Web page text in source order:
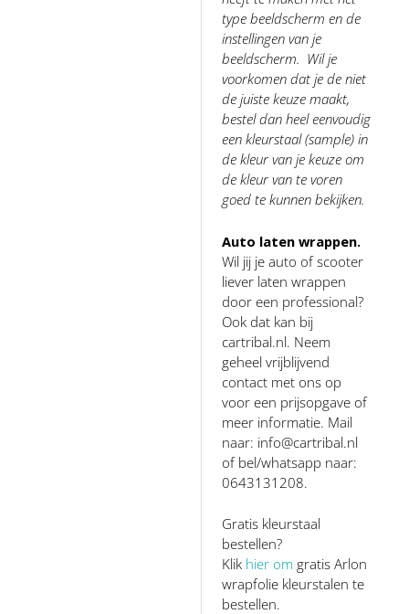
type beeldscherm en de
instellingen van je
beeldscherm. Wil je
voorkomen dat je de niet
de juiste keuze maakt,
bestel dan heel eenvoudig
een kleurstaal (sample) in
de kleur van je keuze om
de kleur van te voren
goed te kunnen bekijken.
Auto laten wrappen.
Wil jij je auto of scooter
liever laten wrappen
door een professional?
Ook dat kan bij
cartribal.nl. Neem
geheel vrijblijvend
contact met ons op
voor een prijsopgave of
meer informatie. Mail
naar: info@cartribal.nl
of bel/whatsapp naar:
0643131208.
Gratis kleurstaal
bestellen?
Klik hier om gratis Arlon
wrapfolie kleurstalen te
bestellen.